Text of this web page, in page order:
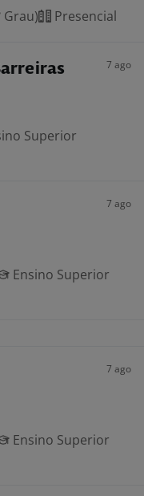
Grau) Presencial
7 ago
Superior
7 ago
Ensino Superior
7 ago
Ensino Superior